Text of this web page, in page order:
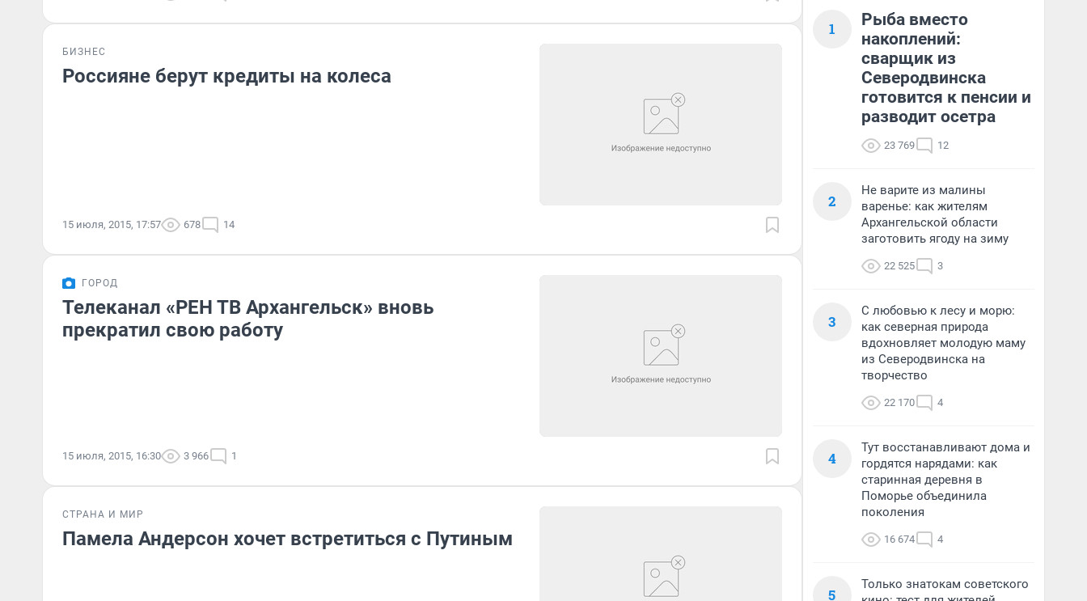
БИЗНЕС
Россияне берут кредиты на колеса
15 июля, 2015, 17:57 678 14
ГОРОД
Телеканал «РЕН ТВ Архангельск» вновь
прекратил свою работу
15 июля, 2015, 16:30 3 966 1
СТРАНА И МИР
Памела Андерсон хочет встретиться с Путиным
1
Рыба вместо
накоплений:
сварщик из
Северодвинска
готовится к пенсии и
разводит осетра
23 769 12
2
Не варите из малины
варенье: как жителям
Архангельской области
заготовить ягоду на зиму
22 525 3
3
С любовью к лесу и морю:
как северная природа
вдохновляет молодую маму
из Северодвинска на
творчество
22 170 4
4
Тут восстанавливают дома и
гордятся нарядами: как
старинная деревня в
Поморье объединила
поколения
16 674 4
5
Только знатокам советского